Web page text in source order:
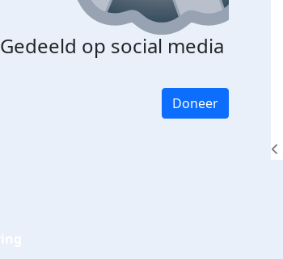
Gedeeld op social media
Doneer